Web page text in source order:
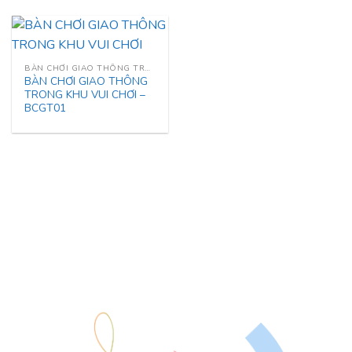
BÀN CHƠI GIAO THÔNG TRONG KHU VUI CHƠI
BÀN CHƠI GIAO THÔNG
TRONG KHU VUI CHƠI –
BCGT01